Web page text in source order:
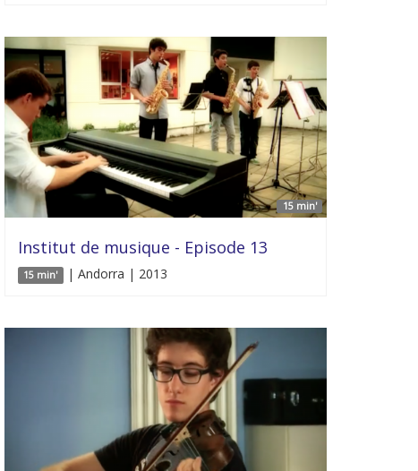
15 min'
Institut de musique - Episode 13
15 min' | Andorra | 2013